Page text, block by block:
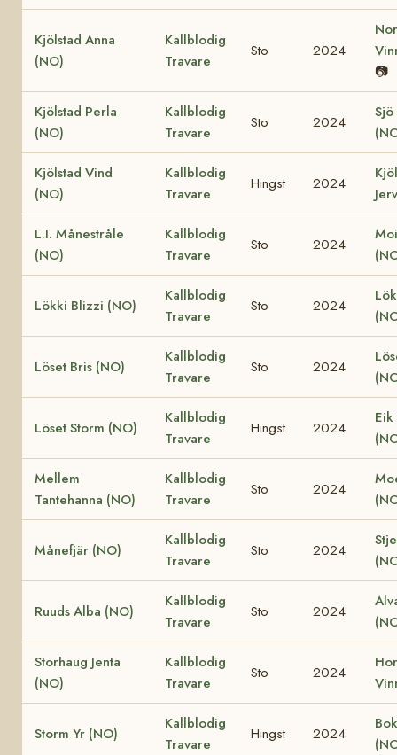
Kjölstad Anna
(NO)
Kallblodig
Travare
Sto 2024
📷
Kjölstad Perla
(NO)
Kallblodig
Travare
Sto 2024
Kjölstad Vind
(NO)
Kallblodig
Travare
Hingst 2024
L.I. Månestråle
(NO)
Kallblodig
Travare
Sto 2024
Lökki Blizzi (NO)
Kallblodig
Travare
Sto 2024
Löset Bris (NO)
Kallblodig
Travare
Sto 2024
Löset Storm (NO)
Kallblodig
Travare
Hingst 2024
Mellem
Tantehanna (NO)
Kallblodig
Travare
Sto 2024
Månefjär (NO)
Kallblodig
Travare
Sto 2024
Ruuds Alba (NO)
Kallblodig
Travare
Sto 2024
Storhaug Jenta
(NO)
Kallblodig
Travare
Sto 2024
Storm Yr (NO)
Kallblodig
Travare
Hingst 2024